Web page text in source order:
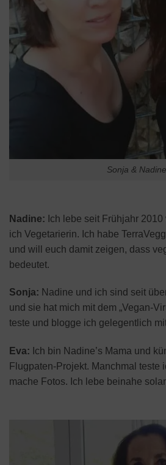
Sonja & Nadine
Nadine: Ich lebe seit Frühjahr
ich Vegetarierin. Ich habe
und will euch damit zeigen, dass
bedeutet.
Sonja: Nadine und ich sind seit
und sie hat mich mit dem „Vegan-
teste und blogge ich gelegentlich
Eva: Ich bin Nadine’s Mama und
Flugpaten-Projekt. Manchmal teste
mache Fotos. Ich lebe beinahe